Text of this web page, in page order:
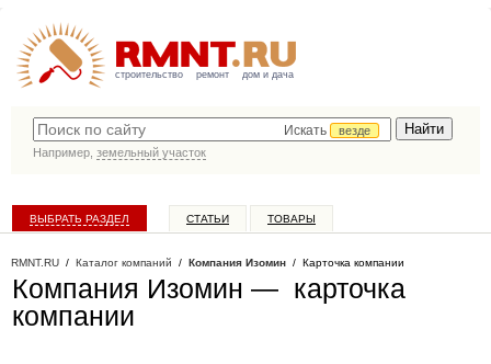
строительство ремонт дом и дача
Искать
везде
Например, земельный участок
ВЫБРАТЬ РАЗДЕЛ СТАТЬИ ТОВАРЫ
RMNT.RU / Каталог компаний / Компания Изомин / Карточка компании
Компания Изомин — карточка
компании